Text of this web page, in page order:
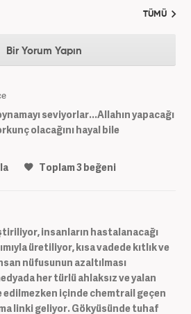
TÜMÜ
Bir Yorum Yapın
seviyorlar...Allahın yapacağı
olacağını hayal bile
Toplam3beğeni
insanların hastalanacağı
üretiliyor, kısa vadede kıtlık ve
nüfusunun azaltılması
her türlü ahlaksız ve yalan
edilmezken içinde chemtrail geçen
linki geliyor. Gökyüsünde tuhaf